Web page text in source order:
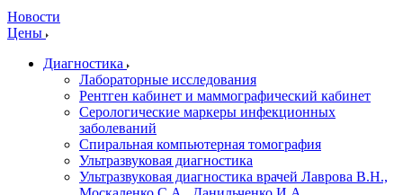
Новости
Цены
Диагностика
Лабораторные исследования
Рентген кабинет и маммографический кабинет
Серологические маркеры инфекционных
заболеваний
Спиральная компьютерная томография
Ультразвуковая диагностика
Ультразвуковая диагностика врачей Лаврова В.Н.,